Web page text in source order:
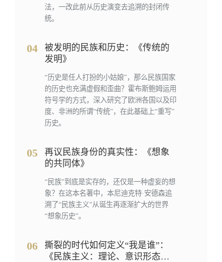
法，一改此前从历史演变去追溯的封闭传
统。
04
被发明的民族和历史：《传统的
发明》
“历史是任人打扮的小姑娘”，那么民族国家
的历史也充满虚假和歪曲？霍布斯鲍姆运用
符号学的方式，深入研究了欧洲各国以及印
度、非洲的所谓“传统”，在此基础上“重写”
历史。
05
再议民族身份的真实性：《想象
的共同体》
“民族”到底是实存的，还仅是一种虚妄的想
象？在这本名著中，本尼迪克特·安德森追
溯了“民族主义”从诞生再逐渐扩大的世界
“想象历史”。
06
撕裂的时代如何定义“我是谁”：
《民族主义：理论、意识形态、